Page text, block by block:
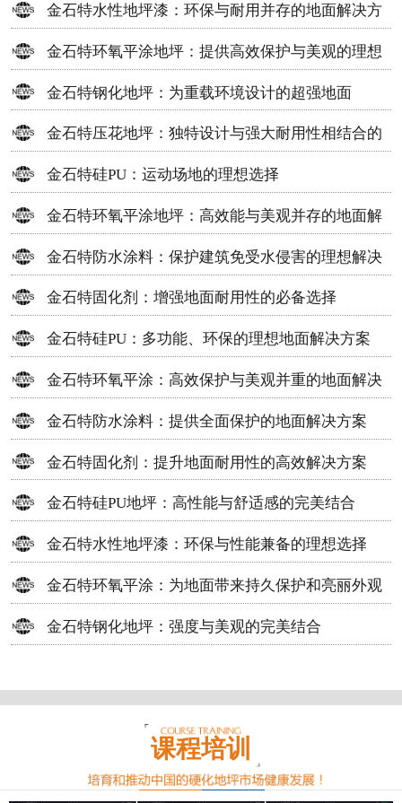
金石特水性地坪漆：环保与耐用并存的地面解决方
案
金石特环氧平涂地坪：提供高效保护与美观的理想
选择
金石特钢化地坪：为重载环境设计的超强地面
金石特压花地坪：独特设计与强大耐用性相结合的
地面材料
金石特硅PU：运动场地的理想选择
金石特环氧平涂地坪：高效能与美观并存的地面解
决方案
金石特防水涂料：保护建筑免受水侵害的理想解决
方案
金石特固化剂：增强地面耐用性的必备选择
金石特硅PU：多功能、环保的理想地面解决方案
金石特环氧平涂：高效保护与美观并重的地面解决
方案
金石特防水涂料：提供全面保护的地面解决方案
金石特固化剂：提升地面耐用性的高效解决方案
金石特硅PU地坪：高性能与舒适感的完美结合
金石特水性地坪漆：环保与性能兼备的理想选择
金石特环氧平涂：为地面带来持久保护和亮丽外观
金石特钢化地坪：强度与美观的完美结合
课程培训